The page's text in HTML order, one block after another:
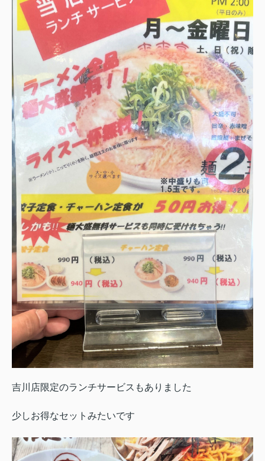
吉川店限定のランチサービスもありました
少しお得なセットみたいです